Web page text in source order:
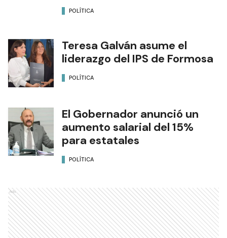
POLÍTICA
Teresa Galván asume el
liderazgo del IPS de Formosa
POLÍTICA
El Gobernador anunció un
aumento salarial del 15%
para estatales
POLÍTICA
Ads